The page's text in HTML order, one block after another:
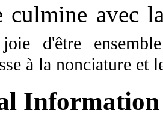
culmine avec
joie d'être
à la nonciature et
Information